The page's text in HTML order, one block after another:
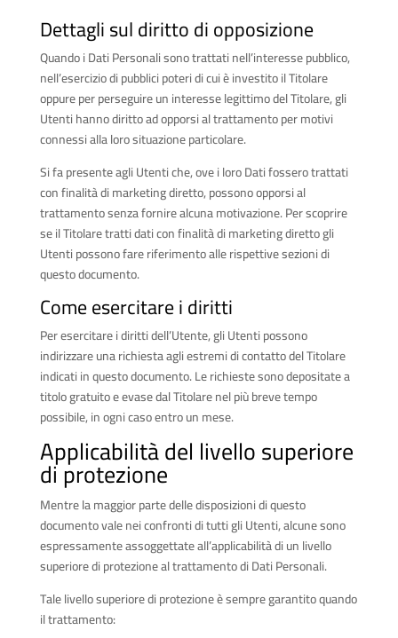
Dettagli sul diritto di opposizione
Quando i Dati Personali sono trattati nell’interesse pubblico,
nell’esercizio di pubblici poteri di cui è investito il Titolare
oppure per perseguire un interesse legittimo del Titolare, gli
Utenti hanno diritto ad opporsi al trattamento per motivi
connessi alla loro situazione particolare.
Si fa presente agli Utenti che, ove i loro Dati fossero trattati
con finalità di marketing diretto, possono opporsi al
trattamento senza fornire alcuna motivazione. Per scoprire
se il Titolare tratti dati con finalità di marketing diretto gli
Utenti possono fare riferimento alle rispettive sezioni di
questo documento.
Come esercitare i diritti
Per esercitare i diritti dell’Utente, gli Utenti possono
indirizzare una richiesta agli estremi di contatto del Titolare
indicati in questo documento. Le richieste sono depositate a
titolo gratuito e evase dal Titolare nel più breve tempo
possibile, in ogni caso entro un mese.
Applicabilità del livello superiore
di protezione
Mentre la maggior parte delle disposizioni di questo
documento vale nei confronti di tutti gli Utenti, alcune sono
espressamente assoggettate all’applicabilità di un livello
superiore di protezione al trattamento di Dati Personali.
Tale livello superiore di protezione è sempre garantito quando
il trattamento: